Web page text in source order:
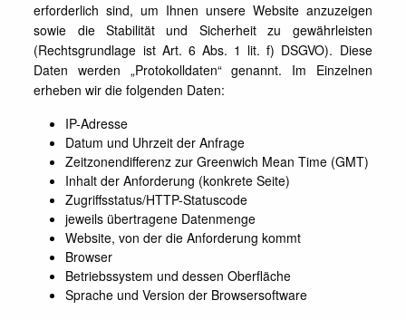
erforderlich sind, um Ihnen unsere Website anzuzeigen
sowie die Stabilität und Sicherheit zu gewährleisten
(Rechtsgrundlage ist Art. 6 Abs. 1 lit. f) DSGVO). Diese
Daten werden „Protokolldaten“ genannt. Im Einzelnen
erheben wir die folgenden Daten:
IP-Adresse
Datum und Uhrzeit der Anfrage
Zeitzonendifferenz zur Greenwich Mean Time (GMT)
Inhalt der Anforderung (konkrete Seite)
Zugriffsstatus/HTTP-Statuscode
jeweils übertragene Datenmenge
Website, von der die Anforderung kommt
Browser
Betriebssystem und dessen Oberfläche
Sprache und Version der Browsersoftware